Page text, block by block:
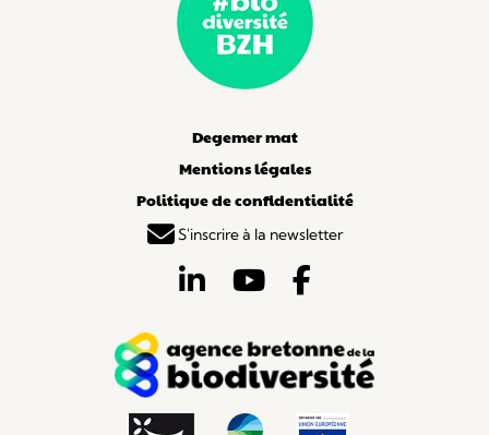
Degemer mat
Mentions légales
Politique de confidentialité
S'inscrire à la newsletter